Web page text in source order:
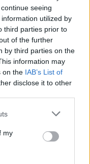
seeing
utilized by
third parties prior to
of the further
by third parties on the
information may
on the IAB’s List of
disclose it to other
my